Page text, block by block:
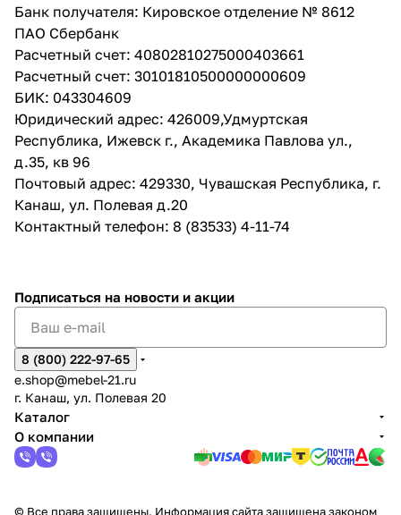
Банк получателя: Кировское отделение № 8612
ПАО Сбербанк
Расчетный счет: 40802810275000403661
Расчетный счет: 30101810500000000609
БИК: 043304609
Юридический адрес: 426009,Удмуртская
Республика, Ижевск г., Академика Павлова ул.,
д.35, кв 96
Почтовый адрес: 429330, Чувашская Республика, г.
Канаш, ул. Полевая д.20
Контактный телефон: 8 (83533) 4-11-74
Подписаться на новости и акции
8 (800) 222-97-65
e.shop@mebel-21.ru
г. Канаш, ул. Полевая 20
Каталог
О компании
© Все права защищены. Информация сайта защищена законом